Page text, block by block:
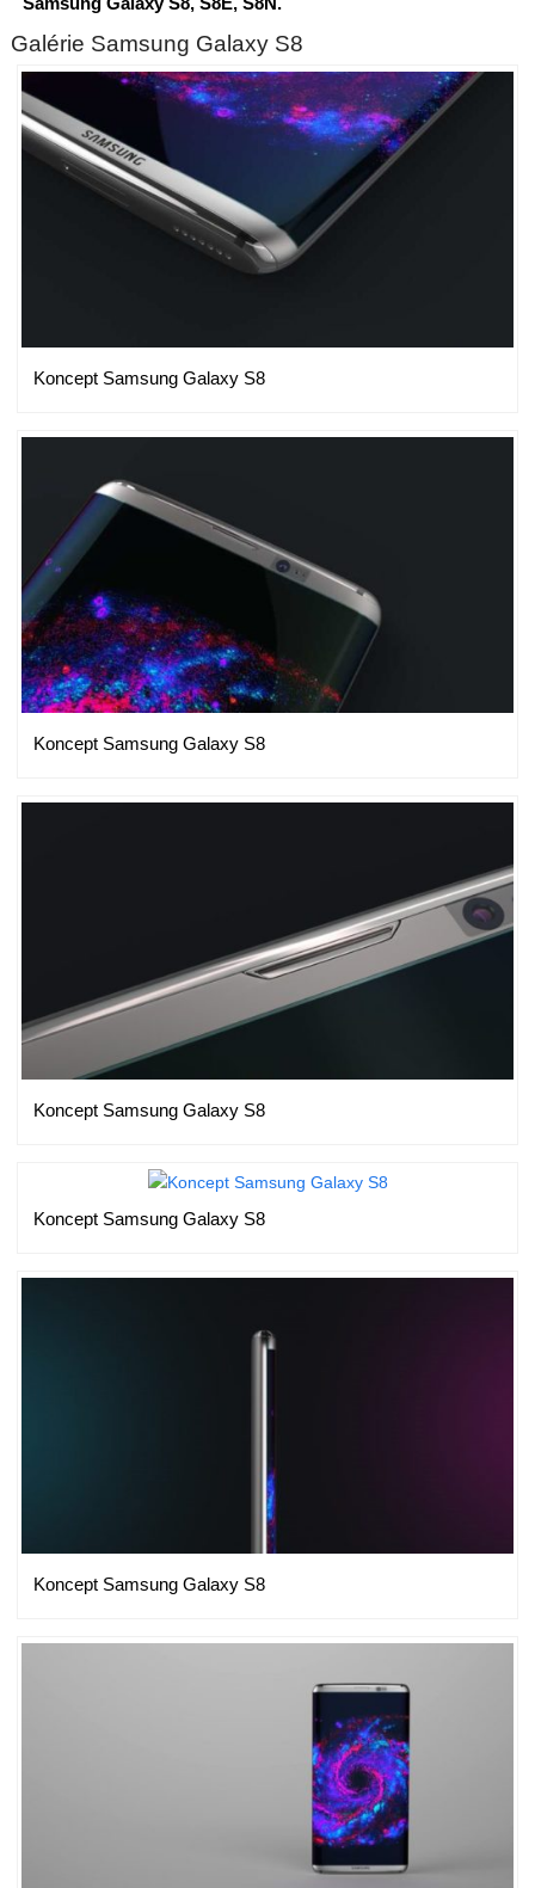
Galérie Samsung Galaxy S8
Koncept Samsung Galaxy S8
Koncept Samsung Galaxy S8
Koncept Samsung Galaxy S8
Koncept Samsung Galaxy S8
Koncept Samsung Galaxy S8